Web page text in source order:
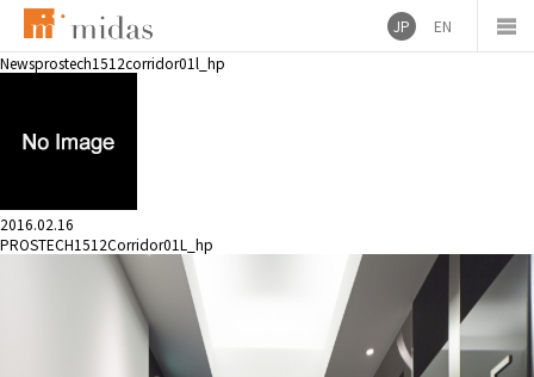
JP
EN
Newsprostech1512corridor01l_hp
2016.02.16
PROSTECH1512Corridor01L_hp